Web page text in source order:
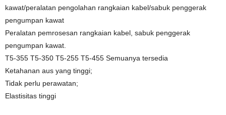
kawat/peralatan pengolahan rangkaian kabel/sabuk penggerak
pengumpan kawat
Peralatan pemrosesan rangkaian kabel, sabuk penggerak
pengumpan kawat.
T5-355 T5-350 T5-255 T5-455 Semuanya tersedia
Ketahanan aus yang tinggi;
Tidak perlu perawatan;
Elastisitas tinggi